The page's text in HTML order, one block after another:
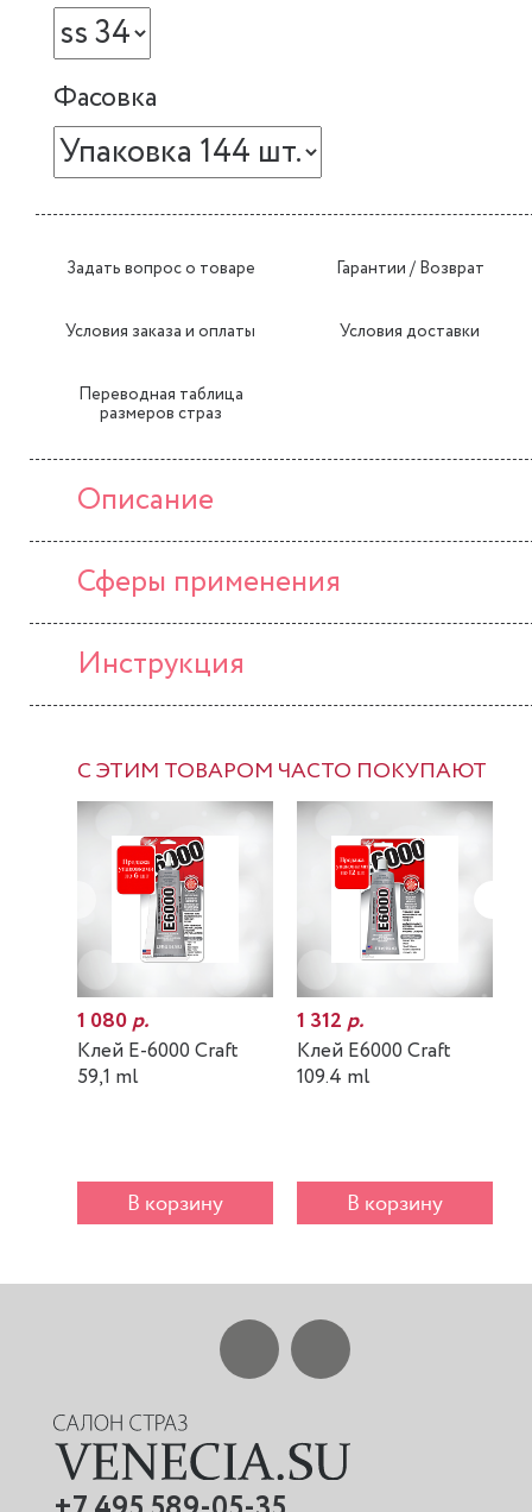
Фасовка
Задать вопрос о товаре Гарантии / Возврат
Условия заказа и оплаты Условия доставки
Переводная таблица
размеров страз
Описание
Сферы применения
Инструкция
С ЭТИМ ТОВАРОМ ЧАСТО ПОКУПАЮТ
1 080р.
Клей E-6000 Craft
59,1 ml
В корзину
1 312р.
Клей E6000 Craft
109.4 ml
В корзину